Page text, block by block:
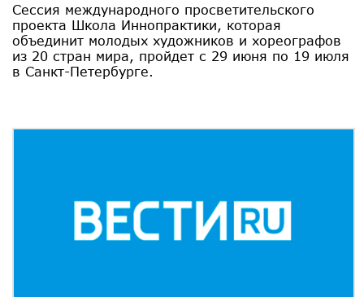
Сессия международного просветительского
проекта Школа Иннопрактики, которая
объединит молодых художников и хореографов
из 20 стран мира, пройдет с 29 июня по 19 июля
в Санкт-Петербурге.